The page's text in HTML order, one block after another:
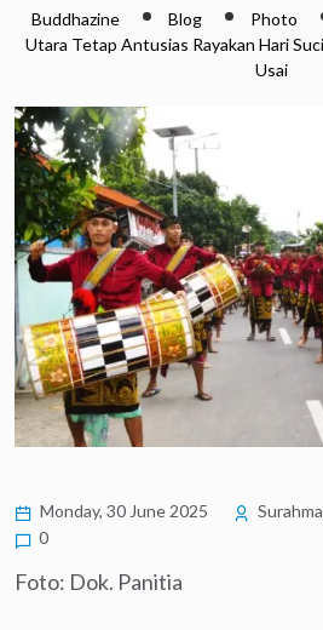
Buddhazine Blog Photo
Utara Tetap Antusias Rayakan Hari
Usai
Monday, 30 June 2025
0
Foto: Dok. Panitia